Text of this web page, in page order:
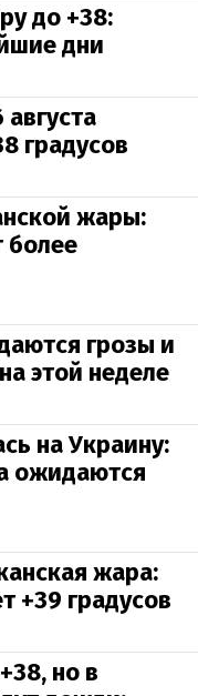
до +38:
дни
градусов
жары:
более
грозы и
этой неделе
на Украину:
ожидаются
жара:
+39 градусов
но в